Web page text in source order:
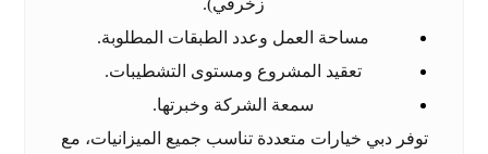
زخرفي).
مساحة العمل وعدد الطبقات المطلوبة.
تعقيد المشروع ومستوى التشطيبات.
سمعة الشركة وخبرتها.
توفر دبي خيارات متعددة تناسب جميع الميزانيات، مع